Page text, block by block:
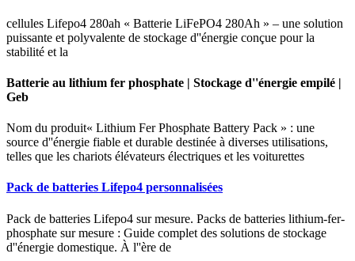
cellules Lifepo4 280ah « Batterie LiFePO4 280Ah » – une solution
puissante et polyvalente de stockage d''énergie conçue pour la
stabilité et la
Batterie au lithium fer phosphate | Stockage d''énergie empilé |
Geb
Nom du produit« Lithium Fer Phosphate Battery Pack » : une
source d''énergie fiable et durable destinée à diverses utilisations,
telles que les chariots élévateurs électriques et les voiturettes
Pack de batteries Lifepo4 personnalisées
Pack de batteries Lifepo4 sur mesure. Packs de batteries lithium-fer-
phosphate sur mesure : Guide complet des solutions de stockage
d''énergie domestique. À l''ère de